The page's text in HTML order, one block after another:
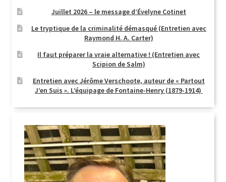
Juillet 2026 – le message d’Évelyne Cotinet
Le tryptique de la criminalité démasqué (Entretien avec
Raymond H. A. Carter)
Il faut préparer la vraie alternative ! (Entretien avec
Scipion de Salm)
Entretien avec Jérôme Verschoote, auteur de « Partout
J’en Suis ». L’équipage de Fontaine-Henry (1879-1914)